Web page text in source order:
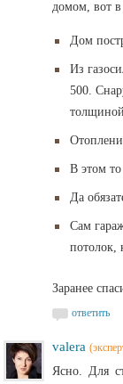
домом, вот
Дом
Из
500.
В этом
Да
Сам
потолок,
Заранее
ответить
valera
Ясно. Для